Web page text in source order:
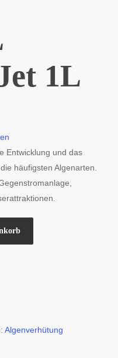
1L
Entwicklung und das
häufigsten Algenarten.
Algenverhütung